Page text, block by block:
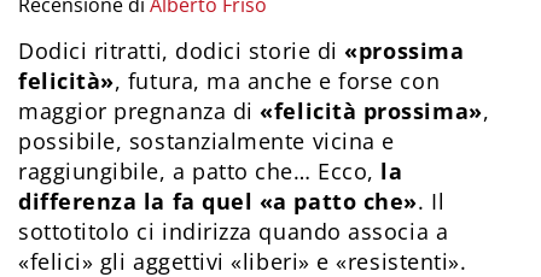
Dodici ritratti, dodici storie di «prossima
felicità», futura, ma anche e forse con
maggior pregnanza di «felicità prossima»,
possibile, sostanzialmente vicina e
raggiungibile, a patto che… Ecco, la
differenza la fa quel «a patto che». Il
sottotitolo ci indirizza quando associa a
«felici» gli aggettivi «liberi» e «resistenti».